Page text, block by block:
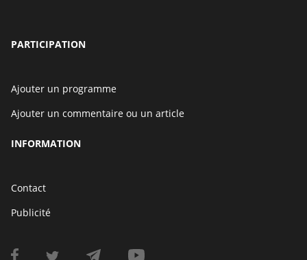
PARTICIPATION
Ajouter un programme
Ajouter un commentaire ou un article
INFORMATION
Contact
Publicité